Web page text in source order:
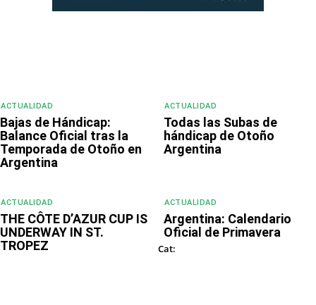
ACTUALIDAD
Bajas de Hándicap:
Balance Oficial tras la
Temporada de Otoño en
Argentina
ACTUALIDAD
Todas las Subas de
hándicap de Otoño
Argentina
ACTUALIDAD
THE CÔTE D’AZUR CUP IS
UNDERWAY IN ST.
TROPEZ
ACTUALIDAD
Argentina: Calendario
Oficial de Primavera
Cat: